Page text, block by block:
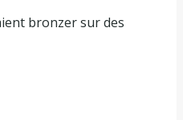
bronzer sur des